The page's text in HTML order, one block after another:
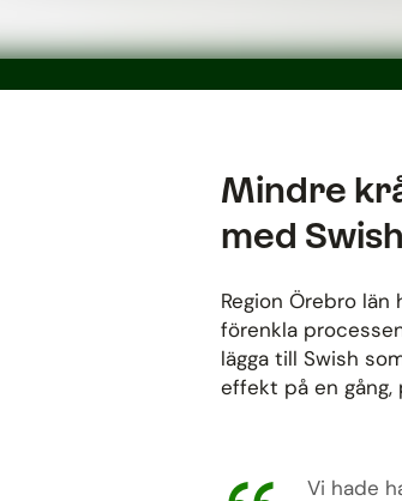
Mindre
med Swish
Region Örebro
förenkla
lägga till Swish
effekt på en
Vi hade